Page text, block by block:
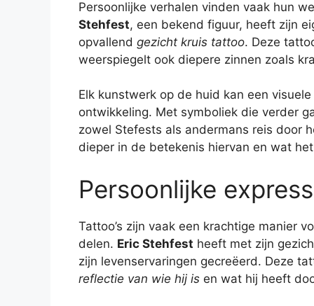
Persoonlijke verhalen vinden vaak hun
Stehfest, een bekend figuur, heeft zijn
opvallend gezicht kruis tattoo. Deze
weerspiegelt ook diepere zinnen zoals
Elk kunstwerk op de huid kan een
ontwikkeling. Met symboliek die verder
zowel Stefests als andermans reis door
dieper in de betekenis hiervan en wat
Persoonlijke
Tattoo’s zijn vaak een krachtige manier
delen. Eric Stehfest heeft met zijn
zijn levenservaringen gecreëerd. Deze
reflectie van wie hij is en wat hij heeft